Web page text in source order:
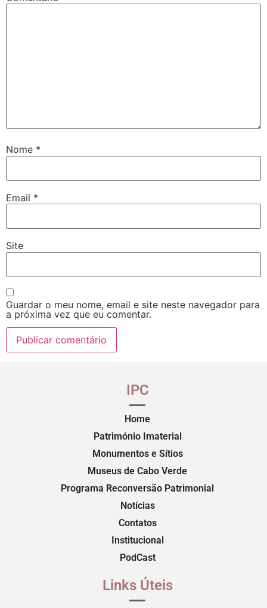
Nome *
Email *
Site
Guardar o meu nome, email e site neste navegador para
a próxima vez que eu comentar.
IPC
Home
Património Imaterial
Monumentos e Sítios
Museus de Cabo Verde
Programa Reconversão Patrimonial
Notícias
Contatos
Institucional
PodCast
Links Úteis